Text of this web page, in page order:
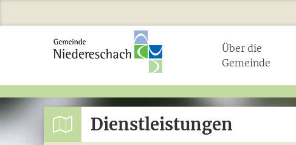
Über die
Gemeinde
Dienstleistungen